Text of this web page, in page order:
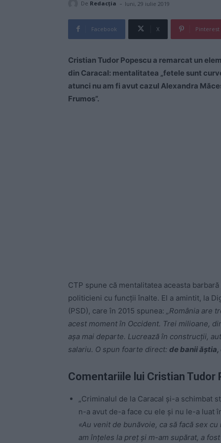
De Redacţia - luni, 29 iulie 2019
Facebook X Pinterest
Cristian Tudor Popescu a remarcat un
din Caracal: mentalitatea „fetele sunt
atunci nu am fi avut cazul Alexandra
Frumos”.
CTP spune că mentalitatea aceasta
politicieni cu funcții înalte. El a amintit, la
(PSD), care în 2015 spunea: „România are
acest moment în Occident. Trei milioane,
așa mai departe. Lucrează în construcții,
salariu. O spun foarte direct: de banii
Comentariile lui Cristian Tudor
„Criminalul de la Caracal și-a schimbat
n-a avut de-a face cu ele și nu le-a luat
«Au venit de bunăvoie, ca să facă sex
am înțeles la preț și m-am supărat, a